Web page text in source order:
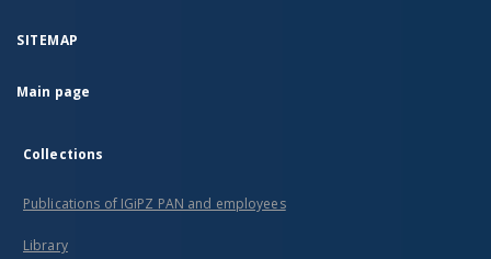
SITEMAP
Main page
Collections
Publications of IGiPZ PAN and employees
Library